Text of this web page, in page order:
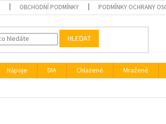
OBCHODNÍ PODMÍNKY PODMÍNKY OCHRANY
HLEDAT
Nápoje DIA Chlazené Mražené